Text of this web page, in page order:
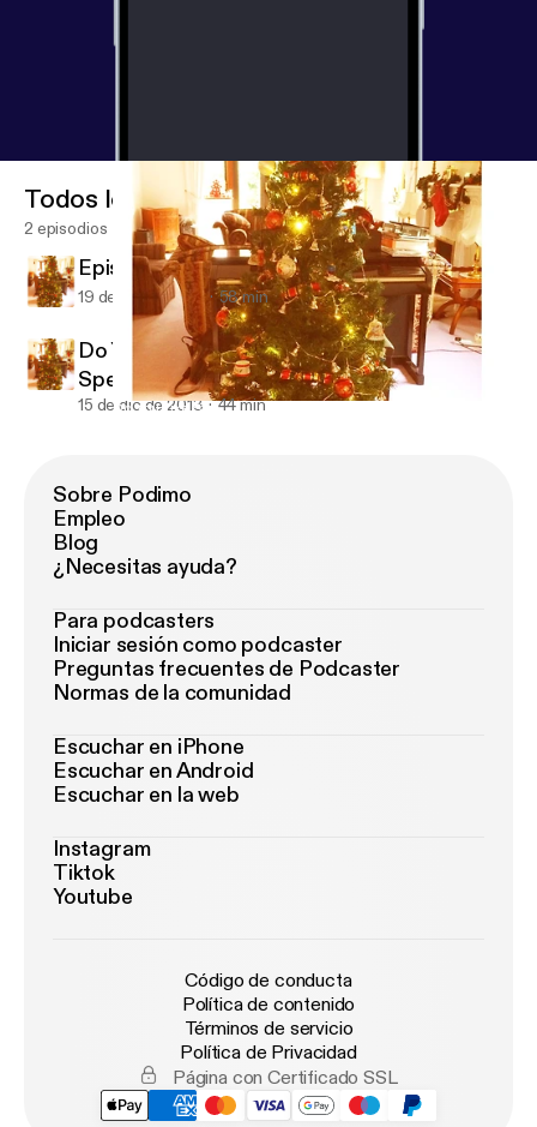
Do You Like Stuff??? Episode 6 - The Xmas Special 2011 pt 1
Todos los episodios
2 episodios
Episode 7 - The Xmas Special 2011 Part 2
19 de dic de 2013 58 min
Do You Like Stuff??? Episode 6 - The Xmas
Special 2011 pt 1
15 de dic de 2013 44 min
Sobre Podimo
Empleo
Blog
¿Necesitas ayuda?
Para podcasters
Iniciar sesión como podcaster
Preguntas frecuentes de Podcaster
Normas de la comunidad
Escuchar en iPhone
Escuchar en Android
Escuchar en la web
Instagram
Tiktok
Youtube
Código de conducta
Política de contenido
Términos de servicio
Política de Privacidad
Página con Certificado SSL